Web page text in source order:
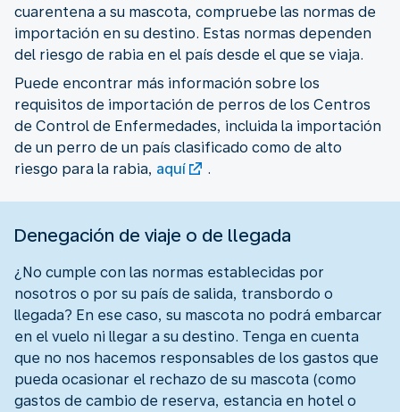
cuarentena a su mascota, compruebe las normas de
importación en su destino. Estas normas dependen
del riesgo de rabia en el país desde el que se viaja.
Puede encontrar más información sobre los
requisitos de importación de perros de los Centros
de Control de Enfermedades, incluida la importación
de un perro de un país clasificado como de alto
riesgo para la rabia, aquí .
Denegación de viaje o de llegada
¿No cumple con las normas establecidas por
nosotros o por su país de salida, transbordo o
llegada? En ese caso, su mascota no podrá embarcar
en el vuelo ni llegar a su destino. Tenga en cuenta
que no nos hacemos responsables de los gastos que
pueda ocasionar el rechazo de su mascota (como
gastos de cambio de reserva, estancia en hotel o